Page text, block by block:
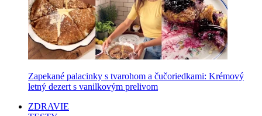
Zapekané palacinky s tvarohom a čučoriedkami: Krémový
letný dezert s vanilkovým prelivom
ZDRAVIE